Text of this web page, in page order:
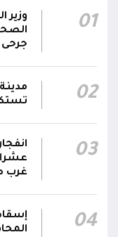
المقاومة
الحيمة
دائمة
يلزم من
يضمن سرعة
مع
01:12
أقر
العسكرية
بين
01
وزير
جرحى
02
03
غرب
04